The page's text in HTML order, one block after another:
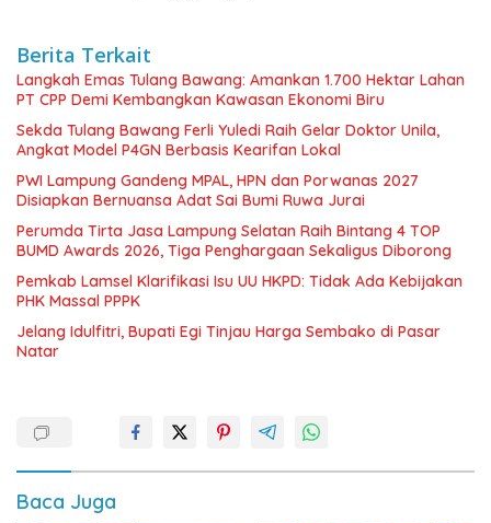
Berita Terkait
Langkah Emas Tulang Bawang: Amankan 1.700 Hektar Lahan
PT CPP Demi Kembangkan Kawasan Ekonomi Biru
Sekda Tulang Bawang Ferli Yuledi Raih Gelar Doktor Unila,
Angkat Model P4GN Berbasis Kearifan Lokal
PWI Lampung Gandeng MPAL, HPN dan Porwanas 2027
Disiapkan Bernuansa Adat Sai Bumi Ruwa Jurai
Perumda Tirta Jasa Lampung Selatan Raih Bintang 4 TOP
BUMD Awards 2026, Tiga Penghargaan Sekaligus Diborong
Pemkab Lamsel Klarifikasi Isu UU HKPD: Tidak Ada Kebijakan
PHK Massal PPPK
Jelang Idulfitri, Bupati Egi Tinjau Harga Sembako di Pasar
Natar
Baca Juga